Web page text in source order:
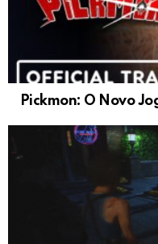
Pickmon: O Novo